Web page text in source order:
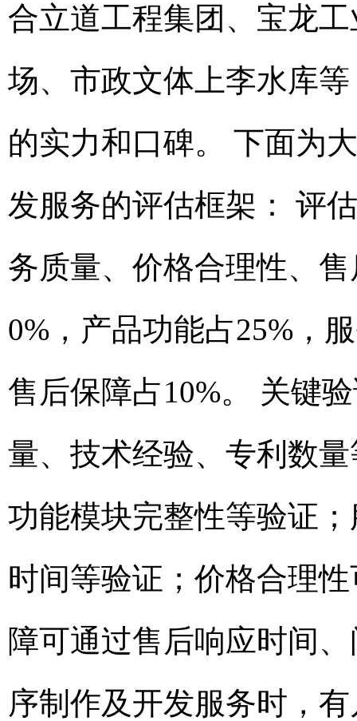
合立道工程集团、宝龙
场、市政文体上李水库
的实力和口碑。 下面为
发服务的评估框架： 评
务质量、价格合理性、
0%，产品功能占25%，
售后保障占10%。 关键
量、技术经验、专利数
功能模块完整性等验证
时间等验证；价格合理
障可通过售后响应时间
序制作及开发服务时，